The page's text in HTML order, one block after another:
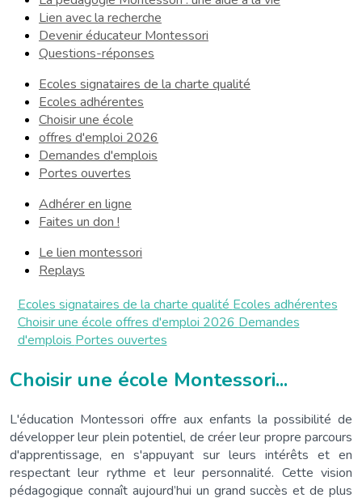
Lien avec la recherche
Devenir éducateur Montessori
Questions-réponses
Ecoles signataires de la charte qualité
Ecoles adhérentes
Choisir une école
offres d'emploi 2026
Demandes d'emplois
Portes ouvertes
Adhérer en ligne
Faites un don !
Le lien montessori
Replays
Ecoles signataires de la charte qualité Ecoles adhérentes
Choisir une école offres d'emploi 2026 Demandes
d'emplois Portes ouvertes
Choisir une école Montessori...
L'éducation Montessori offre aux enfants la possibilité de
développer leur plein potentiel, de créer leur propre parcours
d'apprentissage, en s'appuyant sur leurs intérêts et en
respectant leur rythme et leur personnalité. Cette vision
pédagogique connaît aujourd’hui un grand succès et de plus